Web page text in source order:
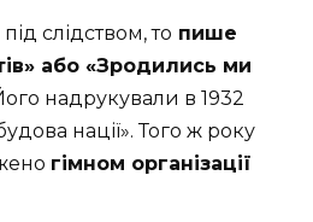
слідством, то пише
або «Зродились ми
надрукували в 1932
нації». Того ж року
гімном організації